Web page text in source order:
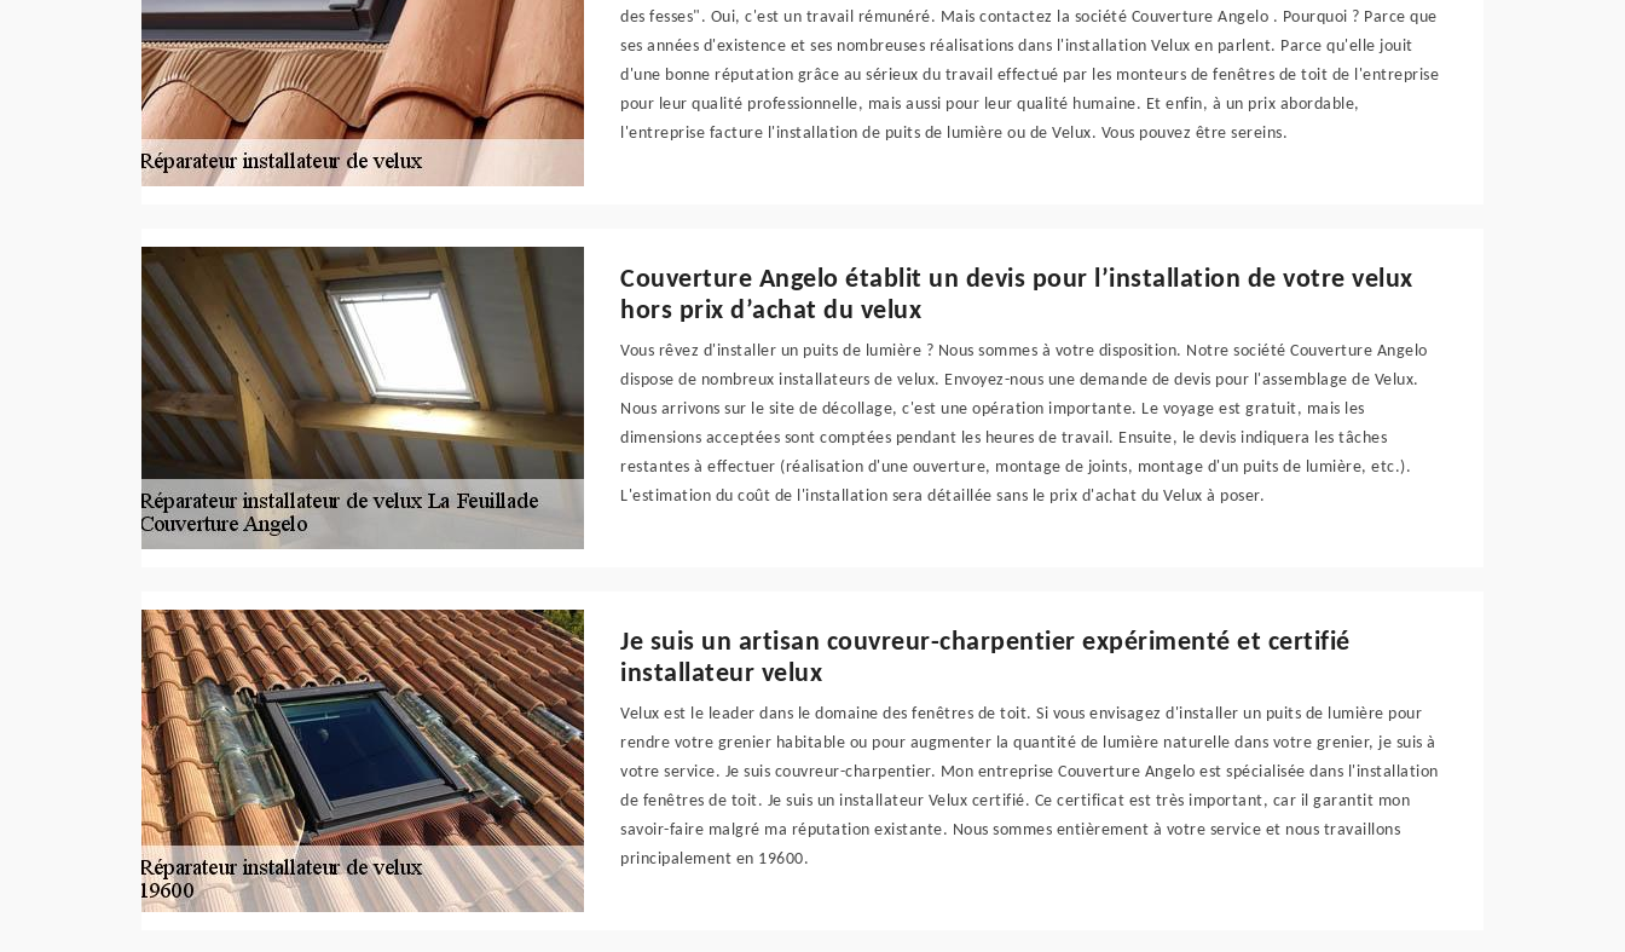
des fesses". Oui, c'est un travail rémunéré. Mais contactez la société Couverture Angelo . Pourquoi ? Parce que
ses années d'existence et ses nombreuses réalisations dans l'installation Velux en parlent. Parce qu'elle jouit
d'une bonne réputation grâce au sérieux du travail effectué par les monteurs de fenêtres de toit de l'entreprise
pour leur qualité professionnelle, mais aussi pour leur qualité humaine. Et enfin, à un prix abordable,
l'entreprise facture l'installation de puits de lumière ou de Velux. Vous pouvez être sereins.
Couverture Angelo établit un devis pour l’installation de votre velux
hors prix d’achat du velux
Vous rêvez d'installer un puits de lumière ? Nous sommes à votre disposition. Notre société Couverture Angelo
dispose de nombreux installateurs de velux. Envoyez-nous une demande de devis pour l'assemblage de Velux.
Nous arrivons sur le site de décollage, c'est une opération importante. Le voyage est gratuit, mais les
dimensions acceptées sont comptées pendant les heures de travail. Ensuite, le devis indiquera les tâches
restantes à effectuer (réalisation d'une ouverture, montage de joints, montage d'un puits de lumière, etc.).
L'estimation du coût de l'installation sera détaillée sans le prix d'achat du Velux à poser.
Je suis un artisan couvreur-charpentier expérimenté et certifié
installateur velux
Velux est le leader dans le domaine des fenêtres de toit. Si vous envisagez d'installer un puits de lumière pour
rendre votre grenier habitable ou pour augmenter la quantité de lumière naturelle dans votre grenier, je suis à
votre service. Je suis couvreur-charpentier. Mon entreprise Couverture Angelo est spécialisée dans l'installation
de fenêtres de toit. Je suis un installateur Velux certifié. Ce certificat est très important, car il garantit mon
savoir-faire malgré ma réputation existante. Nous sommes entièrement à votre service et nous travaillons
principalement en 19600.